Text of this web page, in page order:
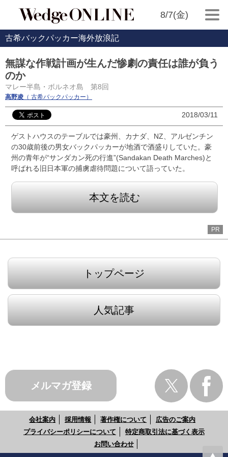
8/7(金)
古希バックパッカー海外放浪記
無謀な作戦計画が生んだ惨劇の責任は誰が負う
のか
マレー半島・ボルネオ島 第8回
高野凌 （ 古希バックパッカー）
2018/03/11
ゲストハウスのテーブルでは豪州、カナダ、NZ、アルゼンチン
の30歳前後の男女バックパッカーが地酒で酒盛りしていた。豪
州の青年が“サンダカン死の行進”(Sandakan Death Marches)と
呼ばれる旧日本軍の捕虜虐待問題について語っていた。
本文を読む
PR
トップページ
人気記事
メルマガ登録
会社案内 採用情報 著作権について
広告のご案内
プライバシーポリシーについて
特定商取引法に基づく表示
お問い合わせ